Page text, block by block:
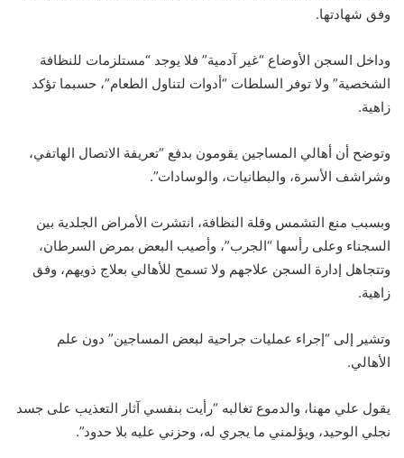
وفق شهادتها.
وداخل السجن الأوضاع “غير آدمية” فلا يوجد “مستلزمات للنظافة
الشخصية” ولا توفر السلطات “أدوات لتناول الطعام”، حسبما تؤكد
زاهية.
وتوضح أن أهالي المساجين يقومون بدفع “تعريفة الاتصال الهاتفي،
وشراشف الأسرة، والبطانيات، والوسادات”.
وبسبب منع التشمس وقلة النظافة، انتشرت الأمراض الجلدية بين
السجناء وعلى رأسها “الجرب”، وأصيب البعض بمرض السرطان،
وتتجاهل إدارة السجن علاجهم ولا تسمح للأهالي بعلاج ذويهم، وفق
زاهية.
وتشير إلى “إجراء عمليات جراحية لبعض المساجين” دون علم
الأهالي.
يقول علي مهنا، والدموع تغالبه “رأيت بنفسي آثار التعذيب على جسد
نجلي الوحيد، ويؤلمني ما يجري له، وحزني عليه بلا حدود”.